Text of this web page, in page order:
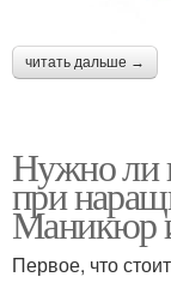
читать дальше →
Нужно ли
при
Маникюр
Первое, что